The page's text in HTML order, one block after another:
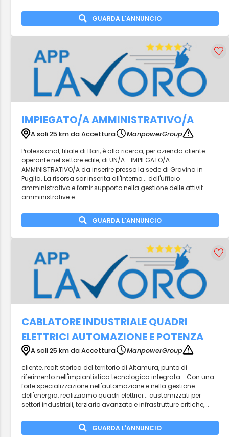
GUARDA L'ANNUNCIO
IMPIEGATO/A AMMINISTRATIVO/A
A soli 25 km da Accettura
ManpowerGroup
Professional, filiale di Bari, è alla ricerca, per azienda cliente
operante nel settore edile, di UN/A... IMPIEGATO/A
AMMINISTRATIVO/A da inserire presso la sede di Gravina in
Puglia. La risorsa sar inserita all'interno... dell'ufficio
amministrativo e fornir supporto nella gestione delle attivit
amministrative e...
GUARDA L'ANNUNCIO
CABLATORE INDUSTRIALE QUADRI
ELETTRICI AUTOMAZIONE E POTENZA
A soli 25 km da Accettura
ManpowerGroup
cliente, realt storica del territorio di Altamura, punto di
riferimento nell'impiantistica tecnologica integrata... Con una
forte specializzazione nell'automazione e nella gestione
dell'energia, realizziamo quadri elettrici... customizzati per
settori industriali, terziario avanzato e infrastrutture critiche,...
GUARDA L'ANNUNCIO